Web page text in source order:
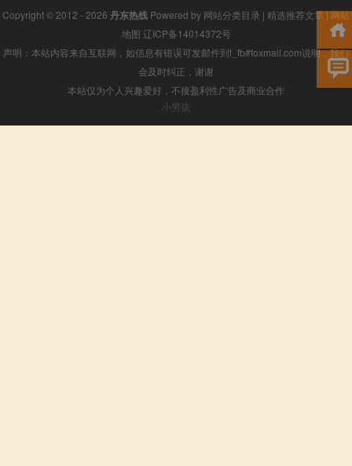
Copyright © 2012 - 2026 丹东热线 Powered by 网站分类目录 | 精选推荐文章|网站
地图 辽ICP备14014372号
声明：本站内容来自互联网，如信息有错误可发邮件到f_fb#foxmail.com说明，我们
会及时纠正，谢谢
本站仅为个人兴趣爱好，不接盈利性广告及商业合作
小男孩